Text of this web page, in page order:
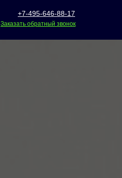
+7-495-646-88-17
Заказать обратный звонок